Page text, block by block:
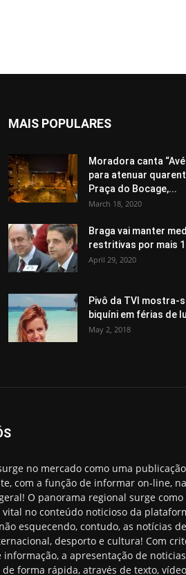
MAIS POPULARES
Moradora canta
para atenuar
Praça do Bocage,...
March 18, 2020
Braga vai manter
restritivas por mais
April 29, 2020
Pivô da TVI mostra-
biquíni em férias de
May 2, 2018
no mercado como uma publicação
com a função de informar on-line,
O panorama regional surge como
no conteúdo noticioso da
esquecendo, contudo, as notícias
desporto e cultura! Com
informação, a apresentação de
forma rápida, através de texto,